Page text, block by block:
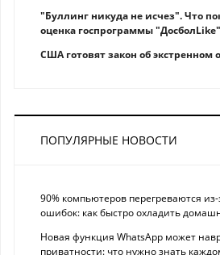
"Буллинг никуда не исчез". Что
оценка госпрограммы "ДосболLike"
США готовят закон об
ПОПУЛЯРНЫЕ НОВОСТИ
90% компьютеров перегреваются
ошибок: как быстро охладить
Новая функция WhatsApp может
приватности: что нужно знать